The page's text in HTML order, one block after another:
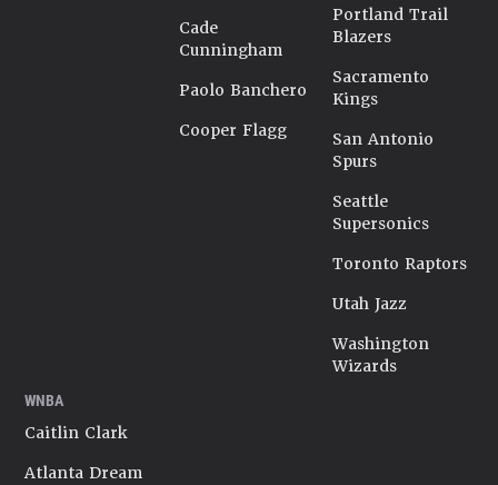
Cade
Cunningham
Paolo Banchero
Cooper Flagg
Portland Trail
Blazers
Sacramento
Kings
San Antonio
Spurs
Seattle
Supersonics
Toronto Raptors
Utah Jazz
Washington
Wizards
WNBA
Caitlin Clark
Atlanta Dream